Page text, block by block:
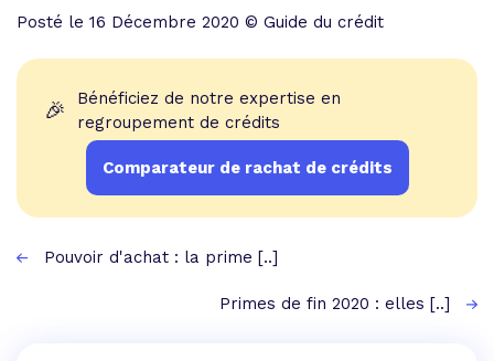
Posté le 16 Décembre 2020 © Guide du crédit
🎉
Bénéficiez de notre expertise en
regroupement de crédits
Comparateur de rachat de crédits
Pouvoir d'achat : la prime [..]
Primes de fin 2020 : elles [..]